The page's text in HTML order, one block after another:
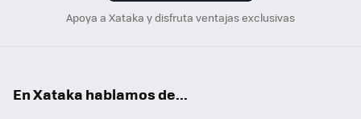
Apoya a Xataka y disfruta ventajas exclusivas
En Xataka hablamos de...